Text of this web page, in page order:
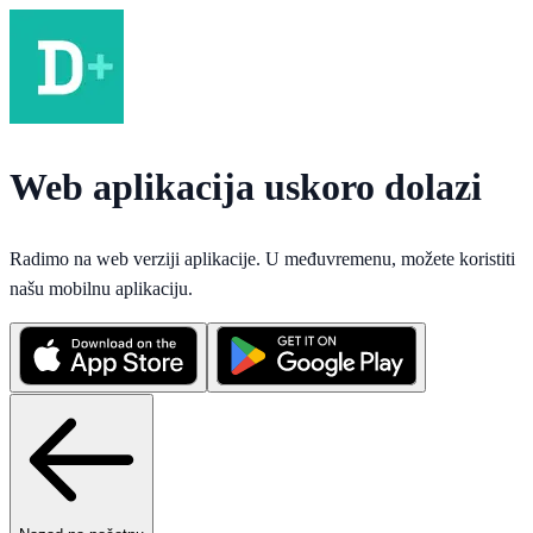
Web aplikacija uskoro dolazi
Radimo na web verziji aplikacije. U međuvremenu, možete koristiti
našu mobilnu aplikaciju.